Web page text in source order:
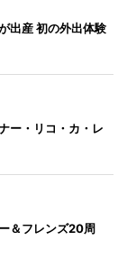
出産 初の外出体験
ー・リコ・カ・レ
＆フレンズ20周